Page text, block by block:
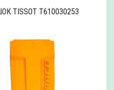
TISSOT T610030253